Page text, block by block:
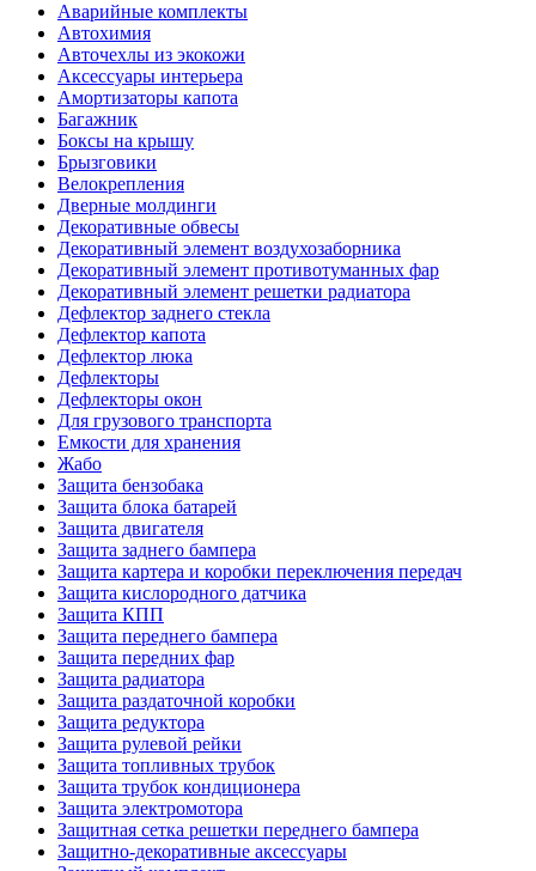
Аварийные комплекты
Автохимия
Авточехлы из экокожи
Аксессуары интерьера
Амортизаторы капота
Багажник
Боксы на крышу
Брызговики
Велокрепления
Дверные молдинги
Декоративные обвесы
Декоративный элемент воздухозаборника
Декоративный элемент противотуманных фар
Декоративный элемент решетки радиатора
Дефлектор заднего стекла
Дефлектор капота
Дефлектор люка
Дефлекторы
Дефлекторы окон
Для грузового транспорта
Емкости для хранения
Жабо
Защита бензобака
Защита блока батарей
Защита двигателя
Защита заднего бампера
Защита картера и коробки переключения передач
Защита кислородного датчика
Защита КПП
Защита переднего бампера
Защита передних фар
Защита радиатора
Защита раздаточной коробки
Защита редуктора
Защита рулевой рейки
Защита топливных трубок
Защита трубок кондиционера
Защита электромотора
Защитная сетка решетки переднего бампера
Защитно-декоративные аксессуары